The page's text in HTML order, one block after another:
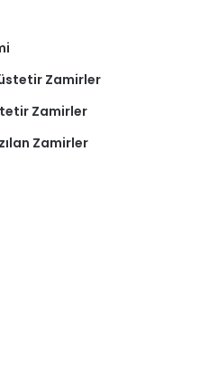
Zamirler
Zamirler
Zamirler